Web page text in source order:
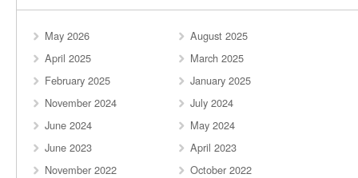
May 2026
August 2025
April 2025
March 2025
February 2025
January 2025
November 2024
July 2024
June 2024
May 2024
June 2023
April 2023
November 2022
October 2022